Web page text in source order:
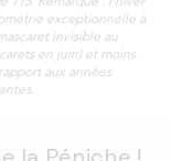
exceptionnelle à
invisible au
en juin) et moins
aux années